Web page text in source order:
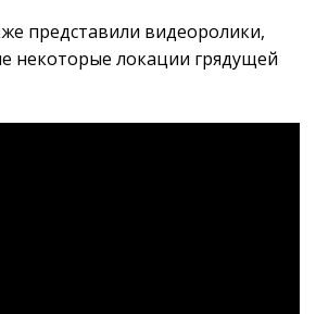
представили видеоролики,
некоторые локации грядущей